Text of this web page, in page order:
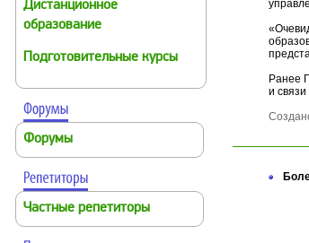
Дистанционное
образование
Подготовительные курсы
Форумы
Частные репетиторы
Ранее
и